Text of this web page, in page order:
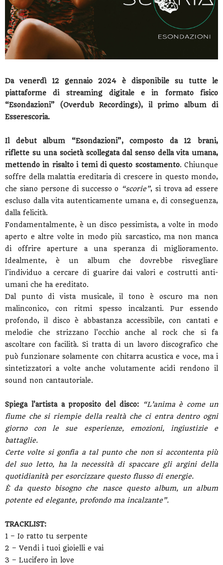
Da venerdì 12 gennaio 2024 è disponibile su tutte le
piattaforme di streaming digitale e in formato fisico
“Esondazioni” (Overdub Recordings), il primo album di
Esserescoria.
Il debut album “Esondazioni”, composto da 12 brani,
riflette su una società scollegata dal senso della vita umana,
mettendo in risalto i temi di questo scostamento. Chiunque
soffre della malattia ereditaria di crescere in questo mondo,
che siano persone di successo o
“scorie”, si trova ad essere
escluso dalla vita autenticamente umana e, di conseguenza,
dalla felicità.
Fondamentalmente, è un disco pessimista, a volte in modo
aperto e altre volte in modo più sarcastico, ma non manca
di offrire aperture a una speranza di miglioramento.
Idealmente, è un album che dovrebbe risvegliare
l'individuo a cercare di guarire dai valori e costrutti anti-
umani che ha ereditato.
Dal punto di vista musicale, il tono è oscuro ma non
malinconico, con ritmi spesso incalzanti. Pur essendo
profondo, il disco è abbastanza accessibile, con cantati e
melodie che strizzano l'occhio anche al rock che si fa
ascoltare con facilità. Si tratta di un lavoro discografico che
può funzionare solamente con chitarra acustica e voce, ma i
sintetizzatori a volte anche volutamente acidi rendono il
sound non cantautoriale.
Spiega l’artista a proposito del disco:
“L’anima è come un
fiume che si riempie della realtà che ci entra dentro ogni
giorno con le sue esperienze, emozioni, ingiustizie e
battaglie.
Certe volte si gonfia a tal punto che non si accontenta più
del suo letto, ha la necessità di spaccare gli argini della
quotidianità per esorcizzare questo flusso di energie.
È da questo bisogno che nasce questo album, un album
potente ed elegante, profondo ma incalzante”.
TRACKLIST:
1 – Io ratto tu serpente
2 – Vendi i tuoi gioielli e vai
3 – Lucifero in love